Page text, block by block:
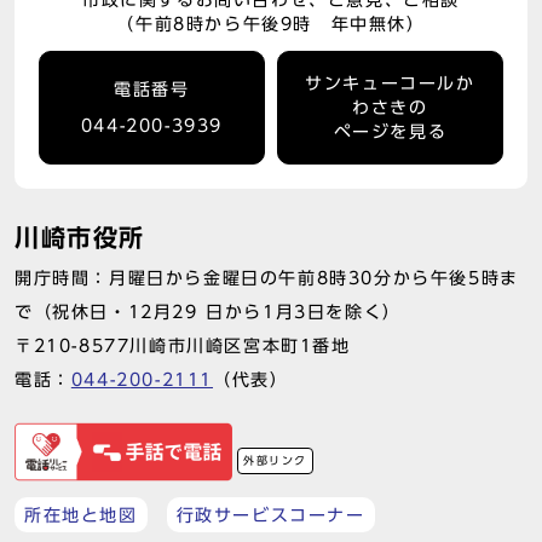
（午前8時から午後9時 年中無休）
電話番号
044-200-3939
サンキューコールか
わさきの
ページを見る
川崎市役所
開庁時間：月曜日から金曜日の午前8時30分から午後5時ま
で（祝休日・12月29 日から1月3日を除く）
〒210-8577川崎市川崎区宮本町1番地
電話： 044-200-2111 （代表）
外部リンク
所在地と地図 行政サービスコーナー